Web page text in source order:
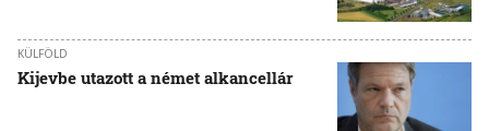
KÜLFÖLD
Kijevbe utazott a német alkancellár